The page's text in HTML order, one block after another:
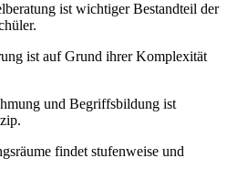
ist wichtiger Bestandteil der
ist auf Grund ihrer Komplexität
und Begriffsbildung ist
findet stufenweise und